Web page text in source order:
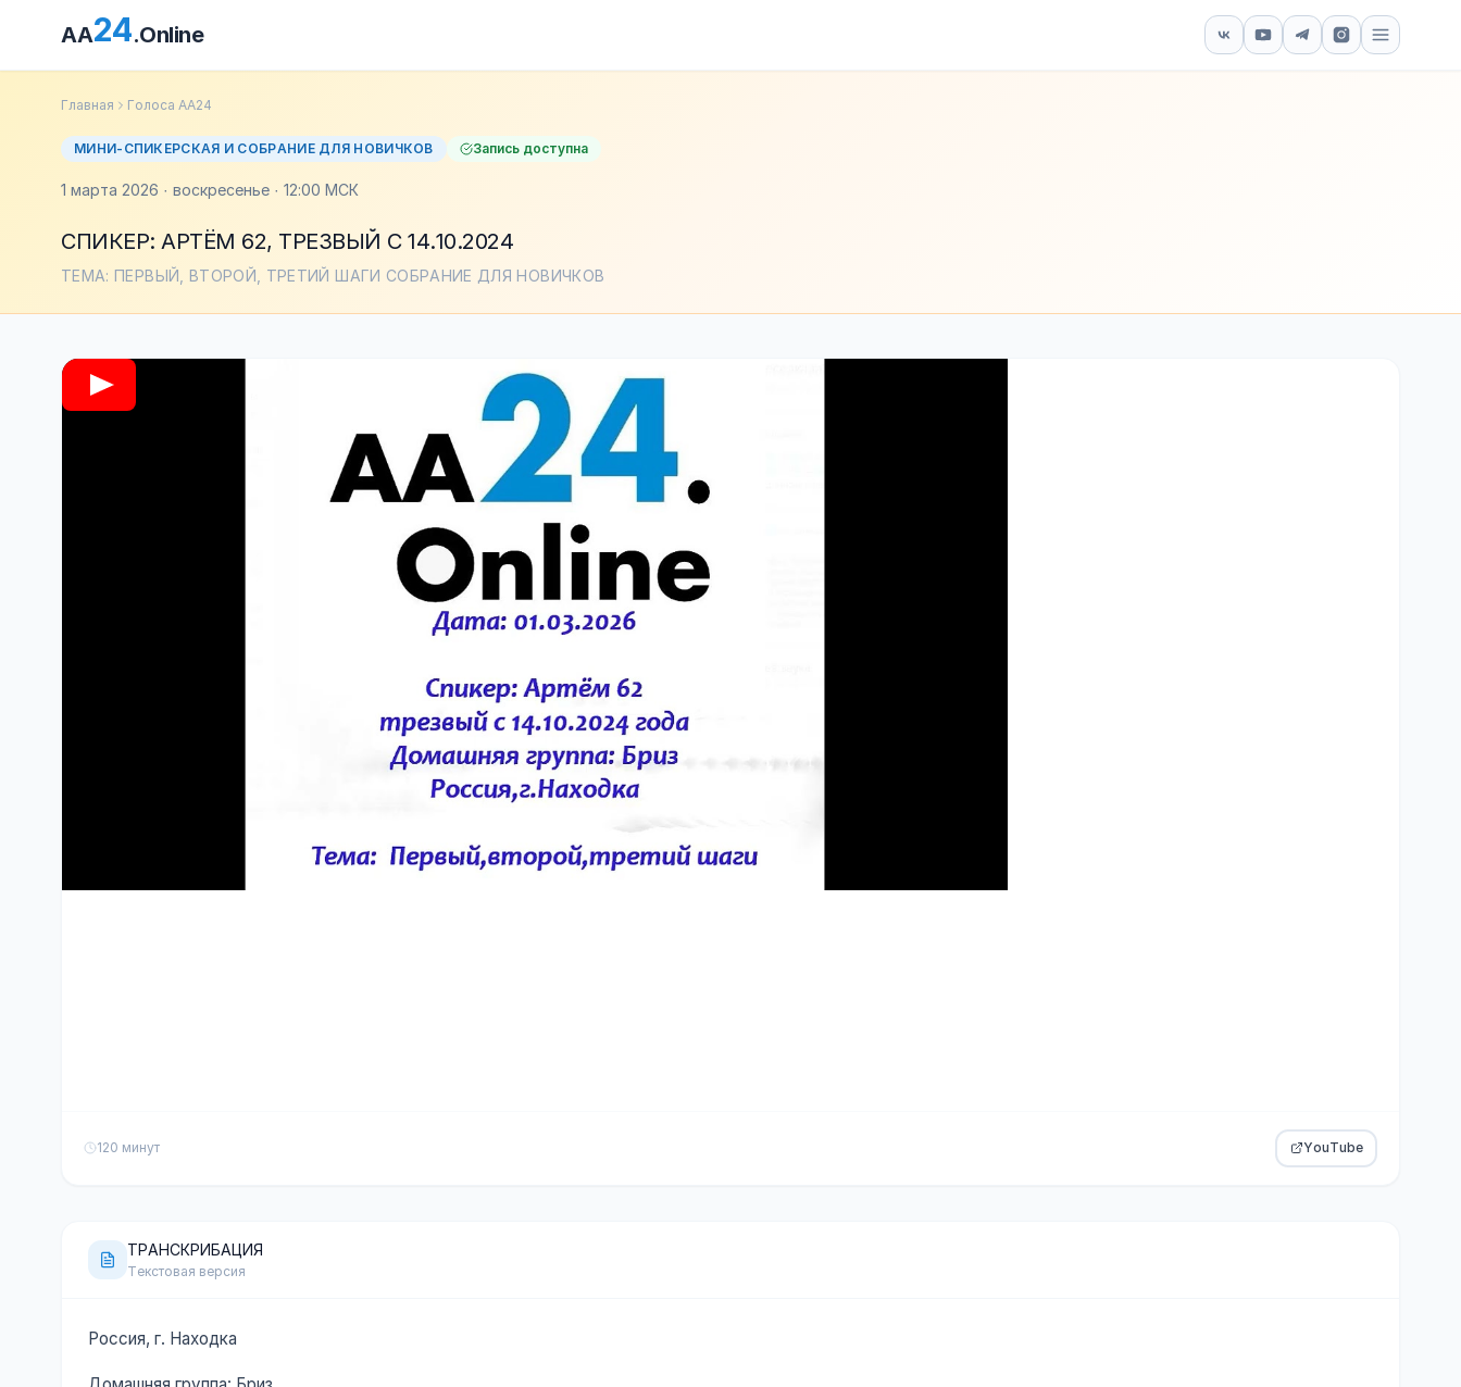
AA24.Online
Главная Голоса АА24
МИНИ-СПИКЕРСКАЯ И СОБРАНИЕ ДЛЯ НОВИЧКОВ Запись доступна
1 марта 2026 · воскресенье · 12:00 МСК
СПИКЕР: АРТЁМ 62, ТРЕЗВЫЙ С 14.10.2024
ТЕМА: ПЕРВЫЙ, ВТОРОЙ, ТРЕТИЙ ШАГИ СОБРАНИЕ ДЛЯ НОВИЧКОВ
120 минут YouTube
ТРАНСКРИБАЦИЯ
Текстовая версия
Россия, г. Находка